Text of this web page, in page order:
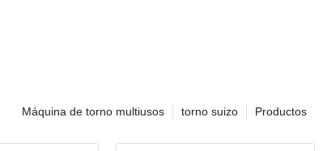
Productos
torno suizo
Máquina de torno multiusos